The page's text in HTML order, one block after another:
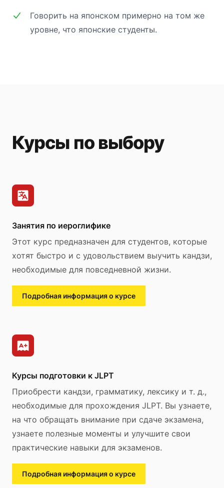
Говорить на японском примерно на том же
уровне, что японские студенты.
Курсы по выбору
Занятия по иероглифике
Этот курс предназначен для студентов, которые
хотят быстро и с удовольствием выучить кандзи,
необходимые для повседневной жизни.
Подробная информация о курсе
Курсы подготовки к JLPT
Приобрести кандзи, грамматику, лексику и т. д.,
необходимые для прохождения JLPT. Вы узнаете,
на что обращать внимание при сдаче экзамена,
узнаете полезные моменты и улучшите свои
практические навыки для экзаменов.
Подробная информация о курсе